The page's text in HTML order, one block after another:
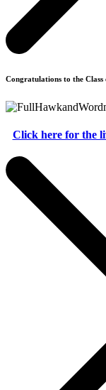
Congratulations to the Class
Click here for the